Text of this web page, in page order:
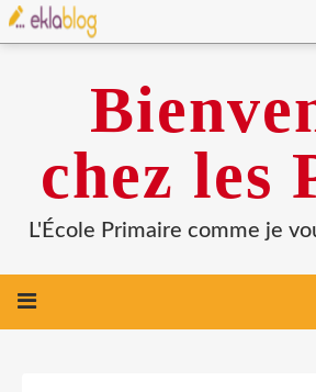
chez les
L'École Primaire comme je